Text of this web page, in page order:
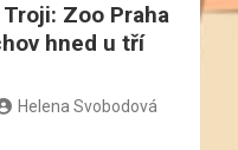
Zoo Praha
hned u tří
Helena Svobodová